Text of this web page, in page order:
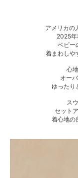
アメリカの
2025年
ベビー
着まわしや
心
オー
ゆったり
ス
セット
着心地の